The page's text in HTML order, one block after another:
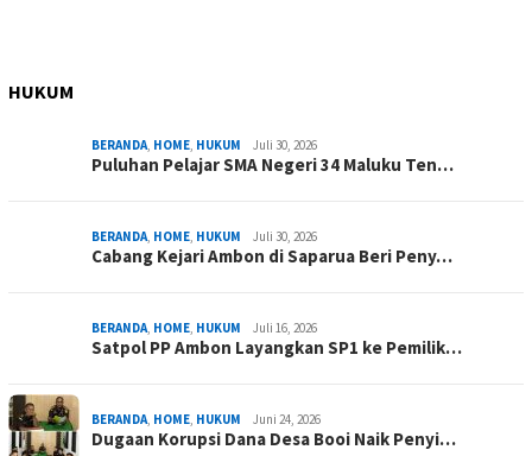
HUKUM
BERANDA, HOME, HUKUM Juli 30, 2026
Puluhan Pelajar SMA Negeri 34 Maluku Ten…
BERANDA, HOME, HUKUM Juli 30, 2026
Cabang Kejari Ambon di Saparua Beri Peny…
BERANDA, HOME, HUKUM Juli 16, 2026
Satpol PP Ambon Layangkan SP1 ke Pemilik…
BERANDA, HOME, HUKUM Juni 24, 2026
Dugaan Korupsi Dana Desa Booi Naik Penyi…